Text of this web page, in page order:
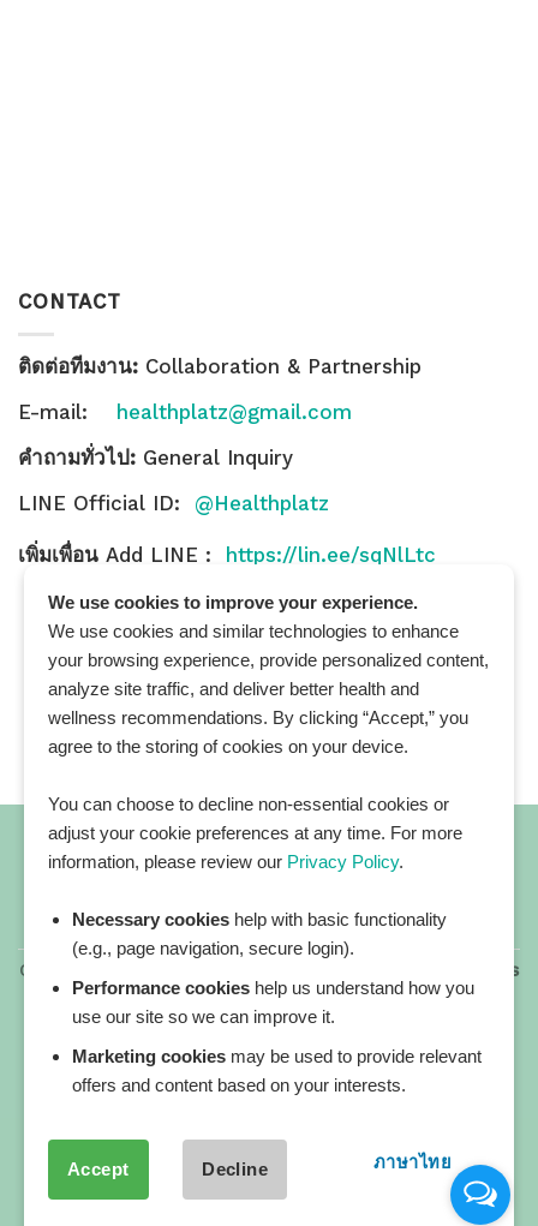
CONTACT
ติดต่อทีมงาน: Collaboration & Partnership
E-mail: healthplatz@gmail.com
คำถามทั่วไป: General Inquiry
LINE Official ID: @Healthplatz
เพิ่มเพื่อน Add LINE : https://lin.ee/sqNlLtc
All blog posts
Copyright 2026 ©
All rights reserved. HEALTHPLATZ™ is
a registered trademark of Adbrandture Co., Ltd.
Our website services, content, and products are for
informational purposes only. Healthplatz does not
provide medical advice, diagnosis, or treatment.
We use cookies to improve your experience.
We use cookies and similar technologies to enhance
your browsing experience, provide personalized content,
analyze site traffic, and deliver better health and
wellness recommendations. By clicking “Accept,” you
agree to the storing of cookies on your device.
You can choose to decline non-essential cookies or
adjust your cookie preferences at any time. For more
information, please review our Privacy Policy.
Necessary cookies help with basic functionality
(e.g., page navigation, secure login).
Performance cookies help us understand how you
use our site so we can improve it.
Marketing cookies may be used to provide relevant
offers and content based on your interests.
Accept Decline ภาษาไทย